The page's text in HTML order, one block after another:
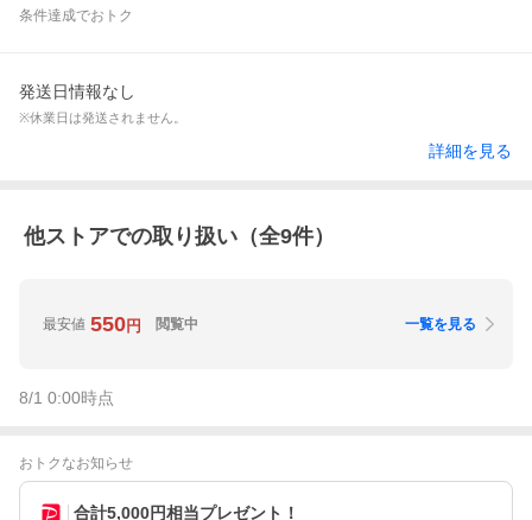
条件達成でおトク
発送日情報なし
※休業日は発送されません。
詳細を見る
他ストアでの取り扱い（全9件）
最安値 550円 閲覧中 一覧を見る
8/1 0:00時点
おトクなお知らせ
合計5,000円相当プレゼント！